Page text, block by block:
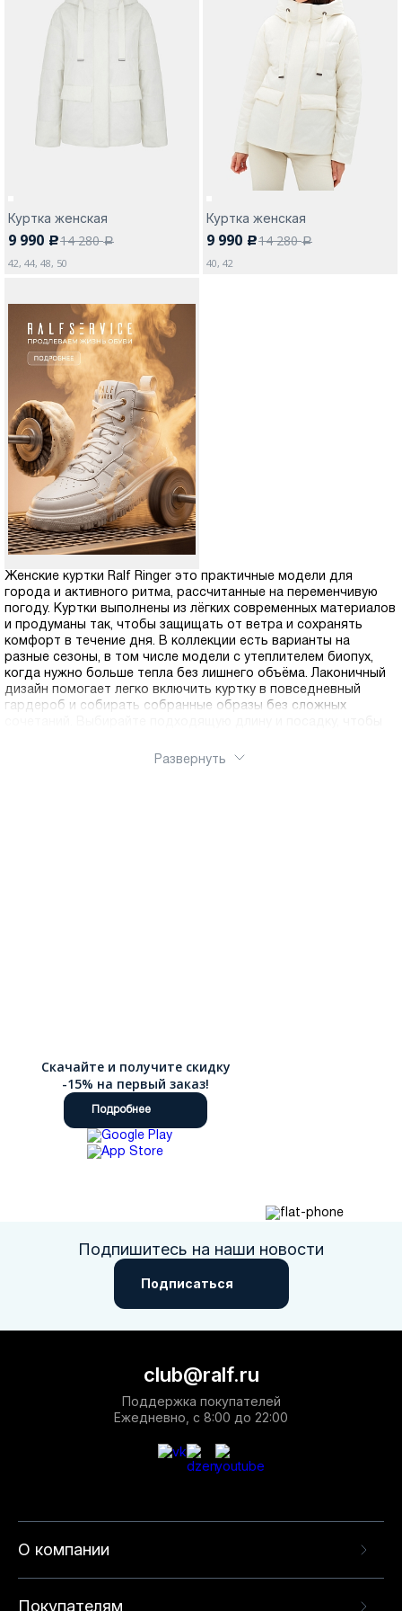
Москва
Изменить город
О компании
Куртка женская
9 990 c14 280a
42, 44, 48, 50
Куртка женская
9 990 c14 280a
40, 42
Женские куртки Ralf Ringer это практичные модели для
города и активного ритма, рассчитанные на переменчивую
погоду. Куртки выполнены из лёгких современных материалов
и продуманы так, чтобы защищать от ветра и сохранять
комфорт в течение дня. В коллекции есть варианты на
разные сезоны, в том числе модели с утеплителем биопух,
когда нужно больше тепла без лишнего объёма. Лаконичный
дизайн помогает легко включить куртку в повседневный
гардероб и собирать собранные образы без сложных
можно через интернет магазин Ralf Ringer, модель легко
Развернуть
Скачайте и получите скидку
-15% на первый заказ!
Подробнее
Подпишитесь на наши новости
Подписаться
О компании
Покупателям
club@ralf.ru
Поддержка покупателей
Ежедневно, с 8:00 до 22:00